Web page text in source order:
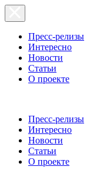
Пресс-релизы
Интересно
Новости
Статьи
О проекте
Пресс-релизы
Интересно
Новости
Статьи
О проекте